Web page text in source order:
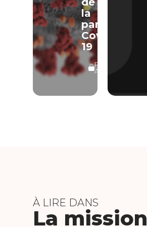
la
pandémie
Covid-
19
RÉSERVÉ
ABONNÉS
À LIRE DANS
La mission